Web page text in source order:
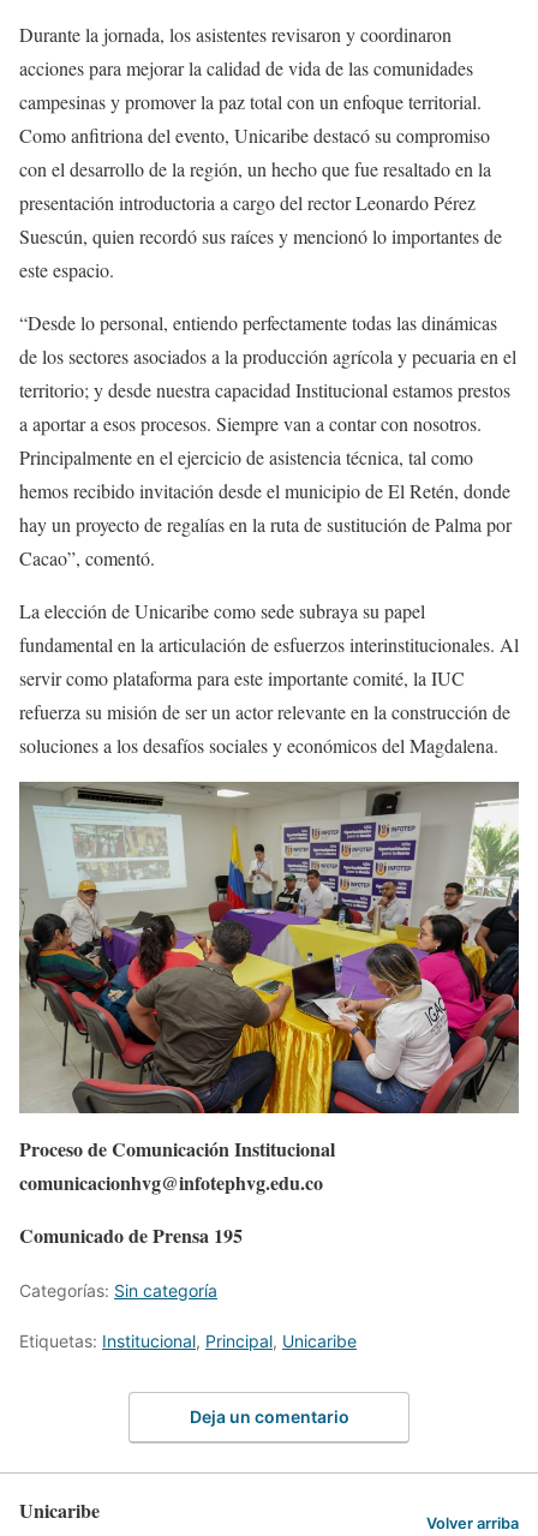
Durante la jornada, los asistentes revisaron y coordinaron
acciones para mejorar la calidad de vida de las comunidades
campesinas y promover la paz total con un enfoque territorial.
Como anfitriona del evento, Unicaribe destacó su compromiso
con el desarrollo de la región, un hecho que fue resaltado en la
presentación introductoria a cargo del rector Leonardo Pérez
Suescún, quien recordó sus raíces y mencionó lo importantes de
este espacio.
“Desde lo personal, entiendo perfectamente todas las dinámicas
de los sectores asociados a la producción agrícola y pecuaria en el
territorio; y desde nuestra capacidad Institucional estamos prestos
a aportar a esos procesos. Siempre van a contar con nosotros.
Principalmente en el ejercicio de asistencia técnica, tal como
hemos recibido invitación desde el municipio de El Retén, donde
hay un proyecto de regalías en la ruta de sustitución de Palma por
Cacao”, comentó.
La elección de Unicaribe como sede subraya su papel
fundamental en la articulación de esfuerzos interinstitucionales. Al
servir como plataforma para este importante comité, la IUC
refuerza su misión de ser un actor relevante en la construcción de
soluciones a los desafíos sociales y económicos del Magdalena.
Proceso de Comunicación Institucional
comunicacionhvg@infotephvg.edu.co
Comunicado de Prensa 195
Categorías: Sin categoría
Etiquetas: Institucional, Principal, Unicaribe
Deja un comentario
Unicaribe Volver arriba